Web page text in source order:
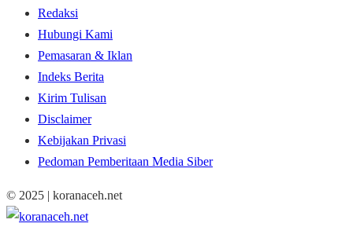
Redaksi
Hubungi Kami
Pemasaran & Iklan
Indeks Berita
Kirim Tulisan
Disclaimer
Kebijakan Privasi
Pedoman Pemberitaan Media Siber
© 2025 | koranaceh.net